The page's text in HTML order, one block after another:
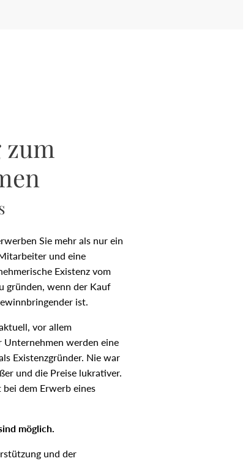
zum
Sie mehr als nur ein
und eine
Existenz vom
gründen, wenn der Kauf
ist.
vor allem
Unternehmen werden eine
Existenzgründer. Nie war
und die Preise lukrativer.
dem Erwerb eines
möglich.
und der